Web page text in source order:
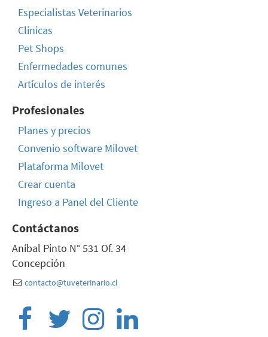
Especialistas Veterinarios
Clínicas
Pet Shops
Enfermedades comunes
Artículos de interés
Profesionales
Planes y precios
Convenio software Milovet
Plataforma Milovet
Crear cuenta
Ingreso a Panel del Cliente
Contáctanos
Aníbal Pinto N° 531 Of. 34
Concepción
contacto@tuveterinario.cl